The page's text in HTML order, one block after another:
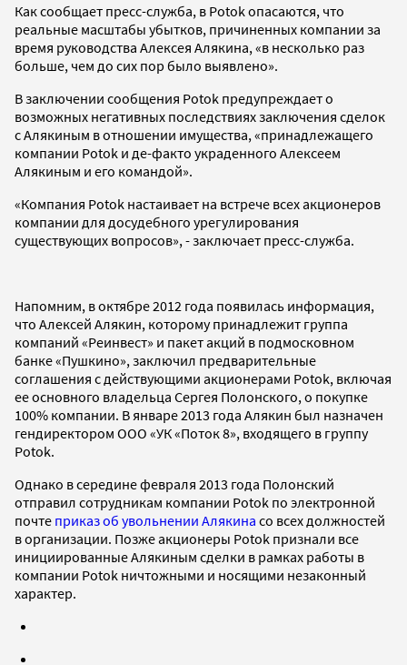
Как сообщает пресс-служба, в Potok опасаются, что
реальные масштабы убытков, причиненных компании за
время руководства Алексея Алякина, «в несколько раз
больше, чем до сих пор было выявлено».
В заключении сообщения Potok предупреждает о
возможных негативных последствиях заключения сделок
с Алякиным в отношении имущества, «принадлежащего
компании Potok и де-факто украденного Алексеем
Алякиным и его командой».
«Компания Potok настаивает на встрече всех акционеров
компании для досудебного урегулирования
существующих вопросов», - заключает пресс-служба.
Напомним, в октябре 2012 года появилась информация,
что Алексей Алякин, которому принадлежит группа
компаний «Реинвест» и пакет акций в подмосковном
банке «Пушкино», заключил предварительные
соглашения с действующими акционерами Potok, включая
ее основного владельца Сергея Полонского, о покупке
100% компании. В январе 2013 года Алякин был назначен
гендиректором ООО «УК «Поток 8», входящего в группу
Potok.
Однако в середине февраля 2013 года Полонский
отправил сотрудникам компании Potok по электронной
почте приказ об увольнении Алякина со всех должностей
в организации. Позже акционеры Potok признали все
инициированные Алякиным сделки в рамках работы в
компании Potok ничтожными и носящими незаконный
характер.